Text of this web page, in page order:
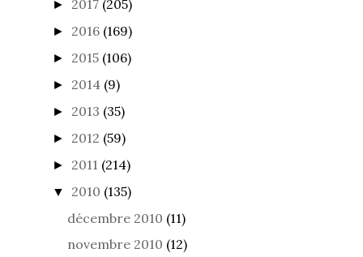
► 2017 (205)
► 2016 (169)
► 2015 (106)
► 2014 (9)
► 2013 (35)
► 2012 (59)
► 2011 (214)
▼ 2010 (135)
décembre 2010 (11)
novembre 2010 (12)